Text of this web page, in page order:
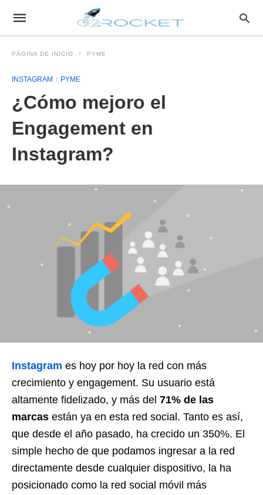
PÁGINA DE INICIO PYME
INSTAGRAM PYME
¿Cómo mejoro el
Engagement en
Instagram?
Instagram es hoy por hoy la red con más
crecimiento y engagement. Su usuario está
altamente fidelizado, y más del 71% de las
marcas están ya en esta red social. Tanto es así,
que desde el año pasado, ha crecido un 350%. El
simple hecho de que podamos ingresar a la red
directamente desde cualquier dispositivo, la ha
posicionado como la red social móvil más